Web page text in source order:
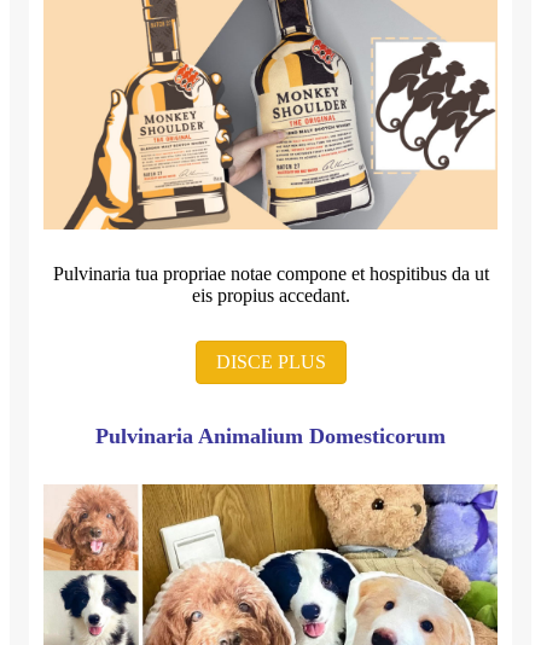
Pulvinaria tua propriae notae compone et hospitibus da ut
eis propius accedant.
DISCE PLUS
Pulvinaria Animalium Domesticorum